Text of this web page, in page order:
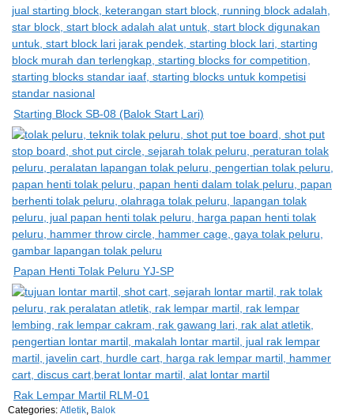
Starting Block SB-08 (Balok Start Lari)
Papan Henti Tolak Peluru YJ-SP
Rak Lempar Martil RLM-01
Categories: Atletik, Balok